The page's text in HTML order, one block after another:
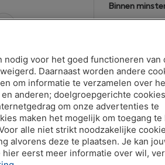
Binnen
€
Let op, geld
voor het goed functioneren van
Daarnaast worden andere
om informatie te verzamelen over
anderen; doelgroepgerichte cookies
om onze advertenties te
maken het mogelijk om toegang te
alle niet strikt noodzakelijke
alvorens deze te plaatsen. Je kan
eerst meer informatie over wil,